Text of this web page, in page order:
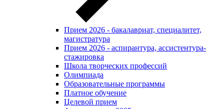
Прием 2026 - бакалавриат, специалитет,
магистратура
Прием 2026 - аспирантура, ассистентура-
стажировка
Школа творческих профессий
Олимпиада
Образовательные программы
Платное обучение
Целевой прием